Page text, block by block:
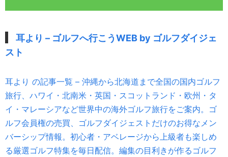
耳より – ゴルフへ行こうWEB by ゴルフダイジェ
スト
耳より の記事一覧 – 沖縄から北海道まで全国の国内ゴルフ
旅行、ハワイ・北南米・英国・スコットランド・欧州・タ
イ・マレーシアなど世界中の海外ゴルフ旅行をご案内。ゴ
ルフ会員権の売買、ゴルフダイジェストだけのお得なメン
バーシップ情報。初心者・アベレージから上級者も楽しめ
る厳選ゴルフ特集を毎日配信。編集の目利きが作るゴルフ